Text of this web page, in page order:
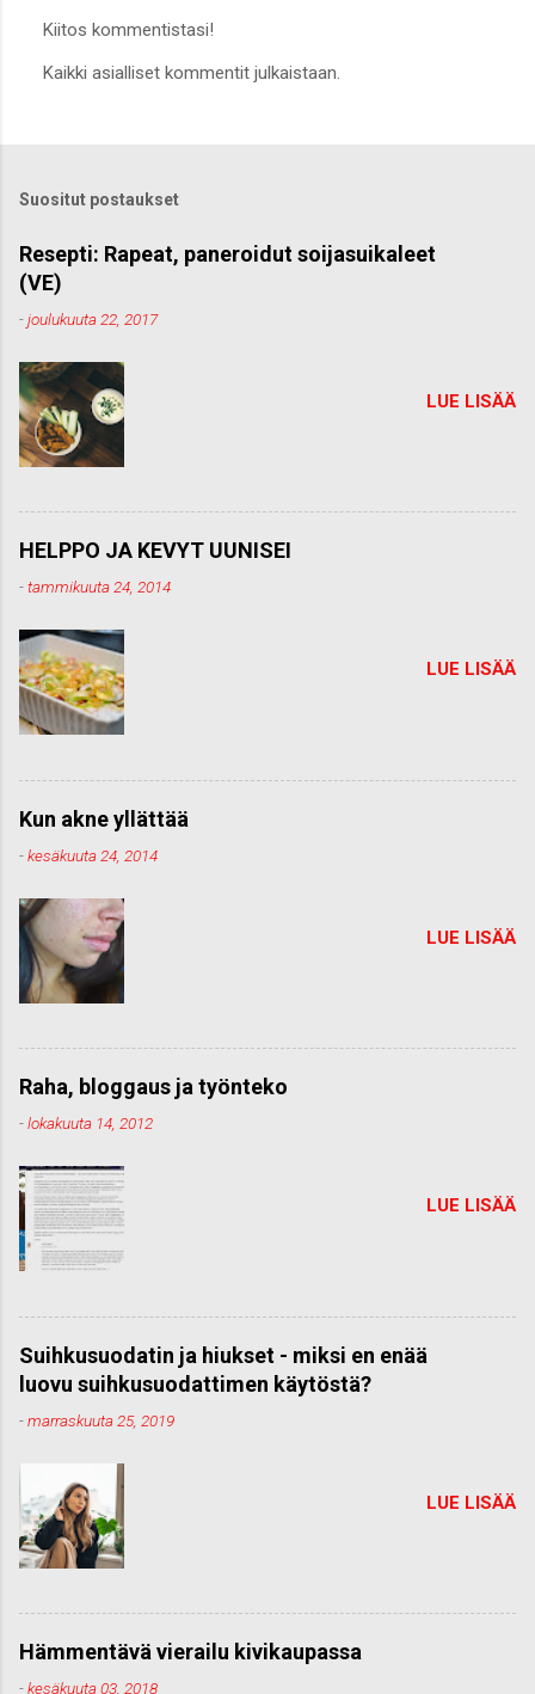
ä
o
m
e
n
t
Kiitos kommentistasi!
Kaikki asialliset kommentit julkaistaan.
Suositut postaukset
Resepti: Rapeat, paneroidut soijasuikaleet
(VE)
-joulukuuta 22, 2017
LUE LISÄÄ
HELPPO JA KEVYT UUNISEI
-tammikuuta 24, 2014
LUE LISÄÄ
Kun akne yllättää
-kesäkuuta 24, 2014
LUE LISÄÄ
Raha, bloggaus ja työnteko
-lokakuuta 14, 2012
LUE LISÄÄ
Suihkusuodatin ja hiukset - miksi en enää
luovu suihkusuodattimen käytöstä?
-marraskuuta 25, 2019
LUE LISÄÄ
Hämmentävä vierailu kivikaupassa
-kesäkuuta 03, 2018